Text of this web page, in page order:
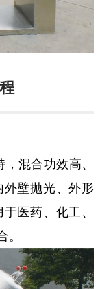
混合功效高、
外壁抛光、外形
医药、化工、
。